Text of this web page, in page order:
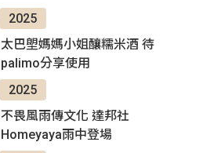
2025
太巴塱媽媽小姐釀糯米酒 待
palimo分享使用
2025
不畏風雨傳文化 達邦社
Homeyaya雨中登場